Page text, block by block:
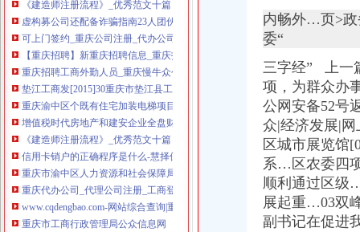
虚构募公司还配备诈骗指南23人团伙骗809万_新浪重庆新闻_新浪重
可上门签约_重庆公司注册_代办公司_代理工商注册登记_分公司_个体
【重庆招聘】新重庆招聘信息_重庆招聘网_联英人才网
重庆招聘工商外勤人员_重庆慢牛众创企业服务有限公司招聘-汇博网
垫江工商发[2015]30重庆市垫江县工商行政管理局等七部门关于转发
重庆渝中区个既有住宅加装电梯项目开工_社会新闻_大众网
增值税时代房地产和建安企业全盘财税管控核算再造专题讲座_重庆培
《建造师注册流程》_优秀范文十篇
信用卡销户的正确程序是什么-慧择保险网
重庆市渝中区人力资源和社会保障局
重庆代办公司_代理公司注册_工商登记_分公司_个体工商_代账报税_
www.cqdengbao.com-网站综合查询|重庆登报重庆报社登报重庆时报
重庆市工商行政管理局公众信息网
重庆渝中区会计从业资格通过率高的会计培训哪家好免费试-报名在线
内畅外…页>政
委“
三字经” 上一
项，为群众办
公网安备52号
众|经济发展|
区城市展览馆
系…区农委四
顺利通过区级
展起重…03双
副书记在促进